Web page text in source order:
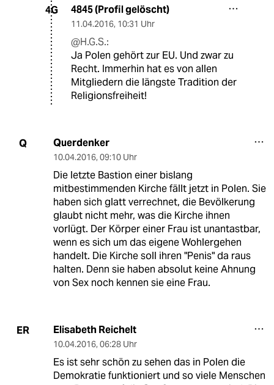
4G 4845 (Profil gelöscht)
11.04.2016, 10:31 Uhr
@H.G.S.:
Ja Polen gehört zur EU. Und zwar zu
Recht. Immerhin hat es von allen
Mitgliedern die längste Tradition der
Religionsfreiheit!
Q Querdenker
10.04.2016, 09:10 Uhr
Die letzte Bastion einer bislang
mitbestimmenden Kirche fällt jetzt in Polen. Sie
haben sich glatt verrechnet, die Bevölkerung
glaubt nicht mehr, was die Kirche ihnen
vorlügt. Der Körper einer Frau ist unantastbar,
wenn es sich um das eigene Wohlergehen
handelt. Die Kirche soll ihren "Penis" da raus
halten. Denn sie haben absolut keine Ahnung
von Sex noch kennen sie eine Frau.
ER Elisabeth Reichelt
10.04.2016, 06:28 Uhr
Es ist sehr schön zu sehen das in Polen die
Demokratie funktioniert und so viele Menschen